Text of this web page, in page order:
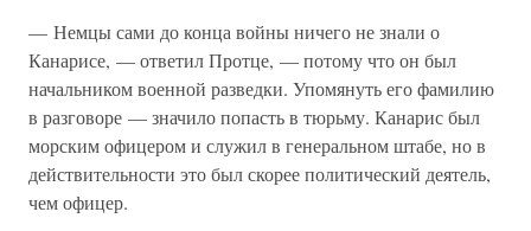
— Немцы сами до конца войны ничего не знали о
Канарисе, — ответил Протце, — потому что он был
начальником военной разведки. Упомянуть его фамилию
в разговоре — значило попасть в тюрьму. Канарис был
морским офицером и служил в генеральном штабе, но в
действительности это был скорее политический деятель,
чем офицер.